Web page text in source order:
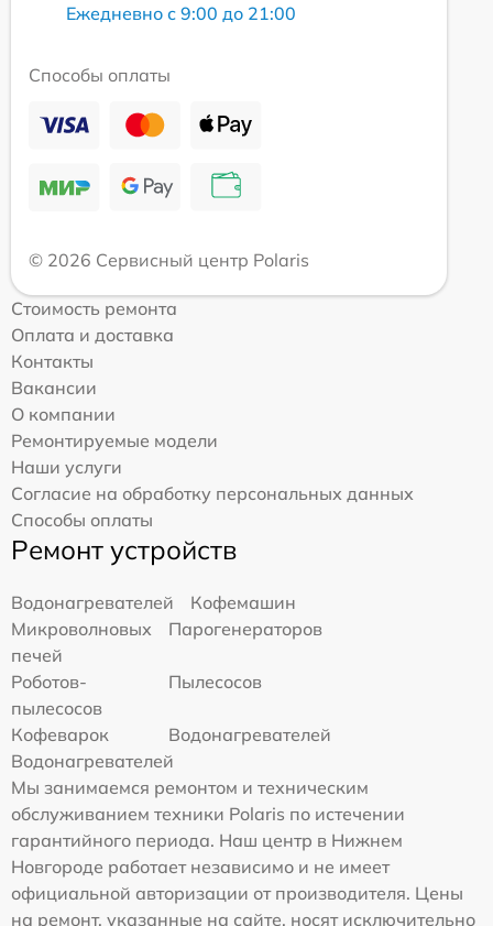
Ежедневно с 9:00 до 21:00
Способы оплаты
© 2026 Сервисный центр Polaris
Стоимость ремонта
Оплата и доставка
Контакты
Вакансии
О компании
Ремонтируемые модели
Наши услуги
Согласие на обработку персональных данных
Способы оплаты
Ремонт устройств
Водонагревателей
Кофемашин
Микроволновых
печей
Парогенераторов
Роботов-
пылесосов
Пылесосов
Кофеварок
Водонагревателей
Водонагревателей
Мы занимаемся ремонтом и техническим
обслуживанием техники Polaris по истечении
гарантийного периода. Наш центр в Нижнем
Новгороде работает независимо и не имеет
официальной авторизации от производителя. Цены
на ремонт, указанные на сайте, носят исключительно